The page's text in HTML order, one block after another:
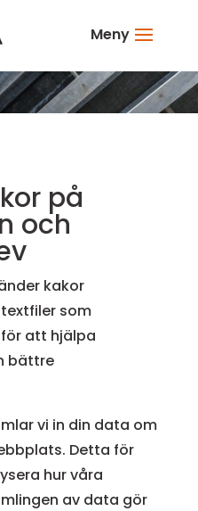
Meny
på
och
kakor
som
att hjälpa
bättre
vi in din data om
Detta för
hur våra
av data gör